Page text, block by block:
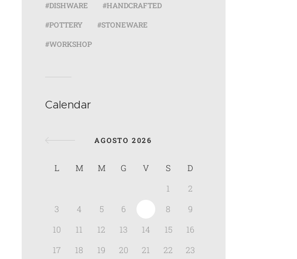
DISHWARE HANDCRAFTED
POTTERY STONEWARE
WORKSHOP
Calendar
AGOSTO 2026
L M M G V S
D
1
2
3
4 5 6 8
9
10
11 12 13 14 15
16
17
18 19 20 21 22
23